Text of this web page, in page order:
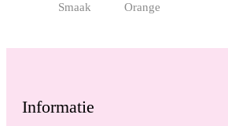
Smaak Orange
Informatie